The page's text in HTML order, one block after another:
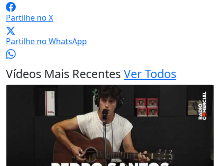
Partilhe no X
Partilhe no WhatsApp
Vídeos Mais RecentesVer Todos